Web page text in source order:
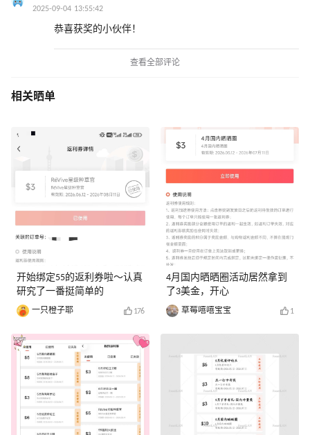
2025-09-04 13:55:42
恭喜获奖的小伙伴！
查看全部评论
相关晒单
开始绑定55的返利券啦～认真
研究了一番挺简单的
一只橙子耶 176
4月国内晒晒圈活动居然拿到
了3美金，开心
草莓嘻嘻宝宝 1